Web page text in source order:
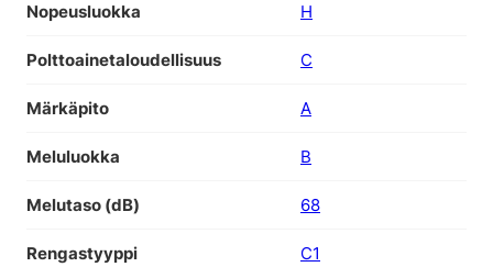
Nopeusluokka H
Polttoainetaloudellisuus C
Märkäpito A
Meluluokka B
Melutaso (dB) 68
Rengastyyppi C1